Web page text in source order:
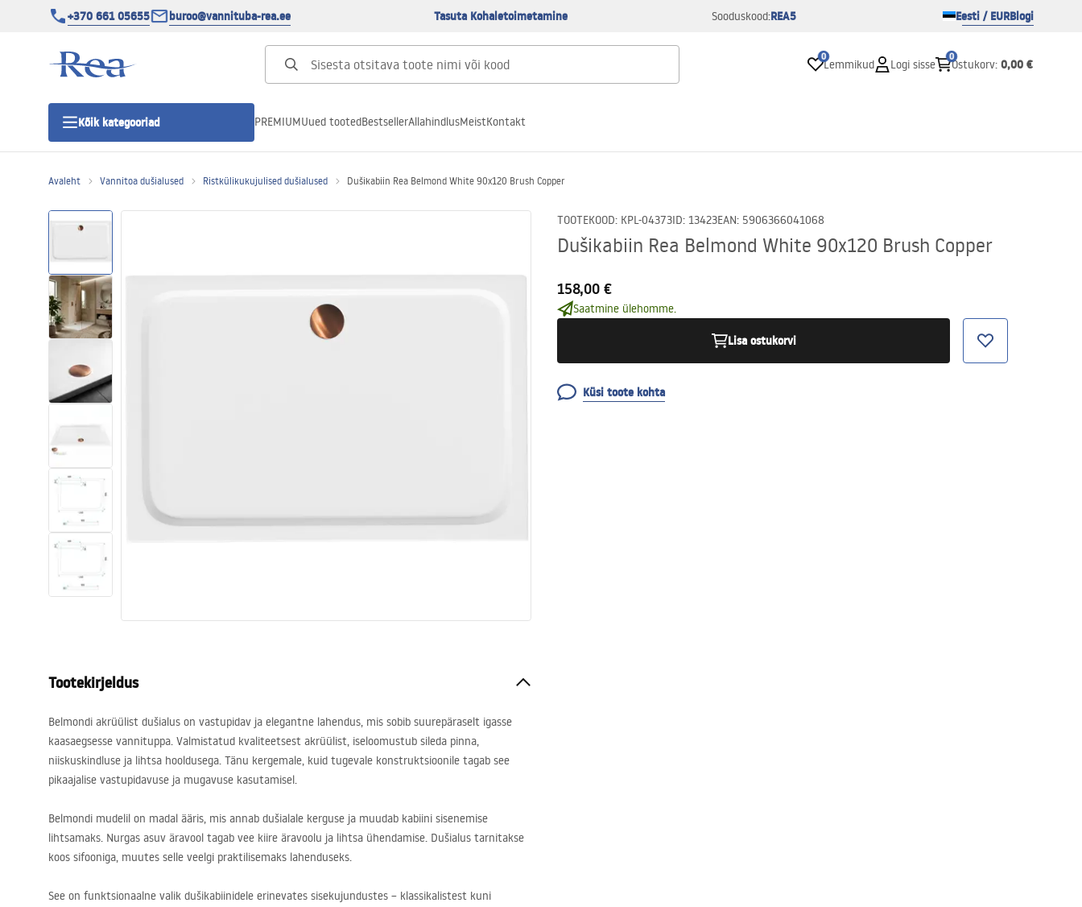
+370 661 05655 buroo@vannituba-rea.ee Tasuta Kohaletoimetamine Sooduskood:REA5 Eesti / EURBlogi
0
Lemmikud Logi sisse
0
Ostukorv: 0,00 €
Kõik kategooriad
Vannitoa dušialused
Lineaarne duši äravool
Tualettruumid
Vajub ära
Vannid ja ekraanid
Vannitoa segistid
Vannitoas dušid
PREMIUMUued tootedBestsellerAllahindlusMeistKontakt
Avaleht Vannitoa dušialused Ristkülikukujulised dušialused Dušikabiin Rea Belmond White 90x120 Brush Copper
TOOTEKOOD: KPL-04373ID: 13423EAN: 5906366041068
Dušikabiin Rea Belmond White 90x120 Brush Copper
158,00 €
Saatmine ülehomme.
Lisa ostukorvi
Küsi toote kohta
Tootekirjeldus
Belmondi akrüülist dušialus on vastupidav ja elegantne lahendus, mis sobib suurepäraselt igasse
kaasaegsesse vannituppa. Valmistatud kvaliteetsest akrüülist, iseloomustub sileda pinna,
niiskuskindluse ja lihtsa hooldusega. Tänu kergemale, kuid tugevale konstruktsioonile tagab see
pikaajalise vastupidavuse ja mugavuse kasutamisel.
Belmondi mudelil on madal ääris, mis annab dušialale kerguse ja muudab kabiini sisenemise
lihtsamaks. Nurgas asuv äravool tagab vee kiire äravoolu ja lihtsa ühendamise. Dušialus tarnitakse
koos sifooniga, muutes selle veelgi praktilisemaks lahenduseks.
See on funktsionaalne valik dušikabiinidele erinevates sisekujundustes – klassikalistest kuni